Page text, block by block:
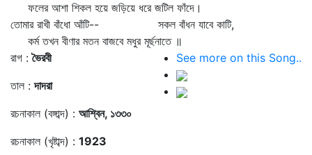
ফলের আশা শিকল হয়ে জড়িয়ে ধরে জটিল ফাঁদে।
তোমার রাখী বাঁধো আঁটি-- সকল বাঁধন যাবে কাটি,
কর্ম তখন বীণার মতন বাজবে মধুর মূর্ছনাতে ॥
রাগ :ভৈরবী
তাল :দাদরা
রচনাকাল (বঙ্গাব্দ) : আশ্বিন, ১৩৩০
রচনাকাল (খৃষ্টাব্দ) : 1923
See more on this Song..